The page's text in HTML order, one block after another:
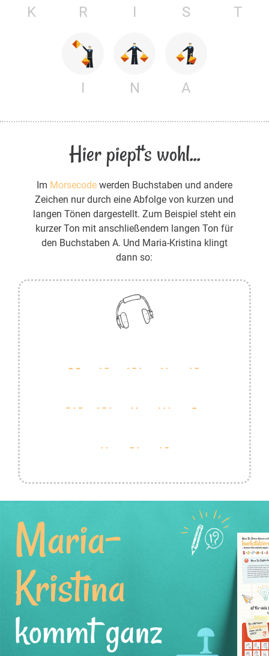
K R I S T
I N A
Hier piept's wohl...
Im Morsecodewerden Buchstaben und andere
Zeichen nur durch eine Abfolge von kurzen und
langen Tönen dargestellt. Zum Beispiel steht ein
kurzer Ton mit anschließendem langen Ton für
den Buchstaben A. Und Maria-Kristina klingt
dann so:
Maria-
Kristina
kommt ganz